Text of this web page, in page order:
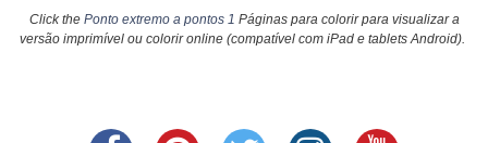
Click the Ponto extremo a pontos 1 Páginas para colorir para visualizar a
versão imprimível ou colorir online (compatível com iPad e tablets Android).